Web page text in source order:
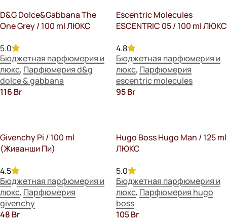
D&G Dolce&Gabbana The
One Grey / 100 ml ЛЮКС
5.0
Бюджетная парфюмерия и
люкс, Парфюмерия d&g
dolce & gabbana
116 Br
Escentric Molecules
ESCENTRIC 05 / 100 ml ЛЮКС
4.8
Бюджетная парфюмерия и
люкс, Парфюмерия
escentric molecules
95Br
Givenchy Pi / 100 ml
(Живанши Пи)
4.5
Бюджетная парфюмерия и
люкс, Парфюмерия
givenchy
48 Br
Hugo Boss Hugo Man / 125 ml
ЛЮКС
5.0
Бюджетная парфюмерия и
люкс, Парфюмерия hugo
boss
105Br